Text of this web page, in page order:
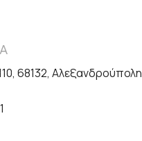
68132, Αλεξανδρούπολη